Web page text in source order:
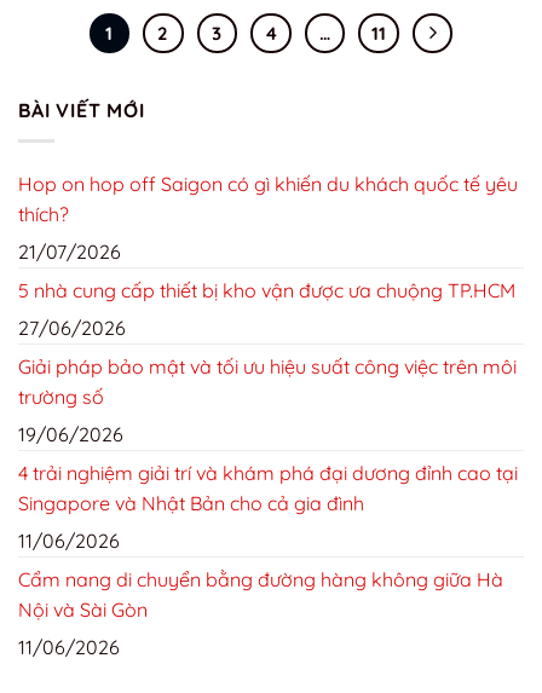
1 2 3 4 … 11
BÀI VIẾT MỚI
Hop on hop off Saigon có gì khiến du khách quốc tế yêu
thích?
21/07/2026
5 nhà cung cấp thiết bị kho vận được ưa chuộng TP.HCM
27/06/2026
Giải pháp bảo mật và tối ưu hiệu suất công việc trên môi
trường số
19/06/2026
4 trải nghiệm giải trí và khám phá đại dương đỉnh cao tại
Singapore và Nhật Bản cho cả gia đình
11/06/2026
Cẩm nang di chuyển bằng đường hàng không giữa Hà
Nội và Sài Gòn
11/06/2026